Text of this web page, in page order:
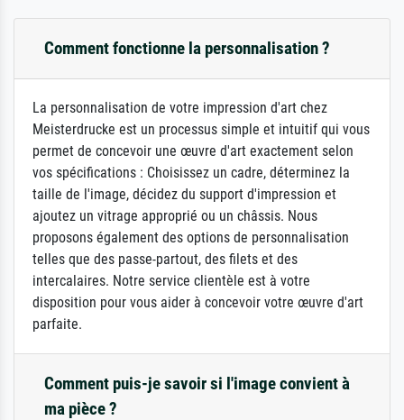
Comment fonctionne la personnalisation ?
La personnalisation de votre impression d'art chez
Meisterdrucke est un processus simple et intuitif qui vous
permet de concevoir une œuvre d'art exactement selon
vos spécifications : Choisissez un cadre, déterminez la
taille de l'image, décidez du support d'impression et
ajoutez un vitrage approprié ou un châssis. Nous
proposons également des options de personnalisation
telles que des passe-partout, des filets et des
intercalaires. Notre service clientèle est à votre
disposition pour vous aider à concevoir votre œuvre d'art
parfaite.
Comment puis-je savoir si l'image convient à
ma pièce ?